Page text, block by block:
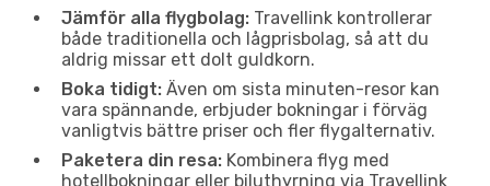
Jämför alla flygbolag: Travellink kontrollerar
både traditionella och lågprisbolag, så att du
aldrig missar ett dolt guldkorn.
Boka tidigt: Även om sista minuten-resor kan
vara spännande, erbjuder bokningar i förväg
vanligtvis bättre priser och fler flygalternativ.
Paketera din resa: Kombinera flyg med
hotellbokningar eller biluthyrning via Travellink